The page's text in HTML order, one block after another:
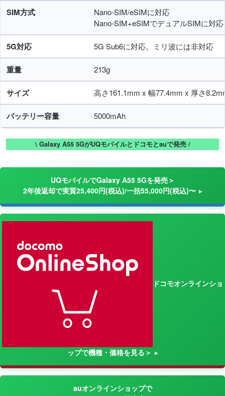
SIM方式
Nano-SIM/eSIMに対応
Nano-SIM+eSIMでデュアルSIMに対応
5G対応 5G Sub6に対応。ミリ波には非対応
重量 213g
サイズ 高さ161.1mm x 幅77.4mm x 厚さ
バッテリー容量 5000mAh
\ Galaxy A55 5GがUQモバイルとドコモとauで発売 /
UQモバイルでGalaxy A55 5Gを発売＞
2年後返却で実質25,400円(税込)/一括55,000円(税込)〜
ドコモオンラインショ
ップで機種・価格を見る＞
auオンラインショップで